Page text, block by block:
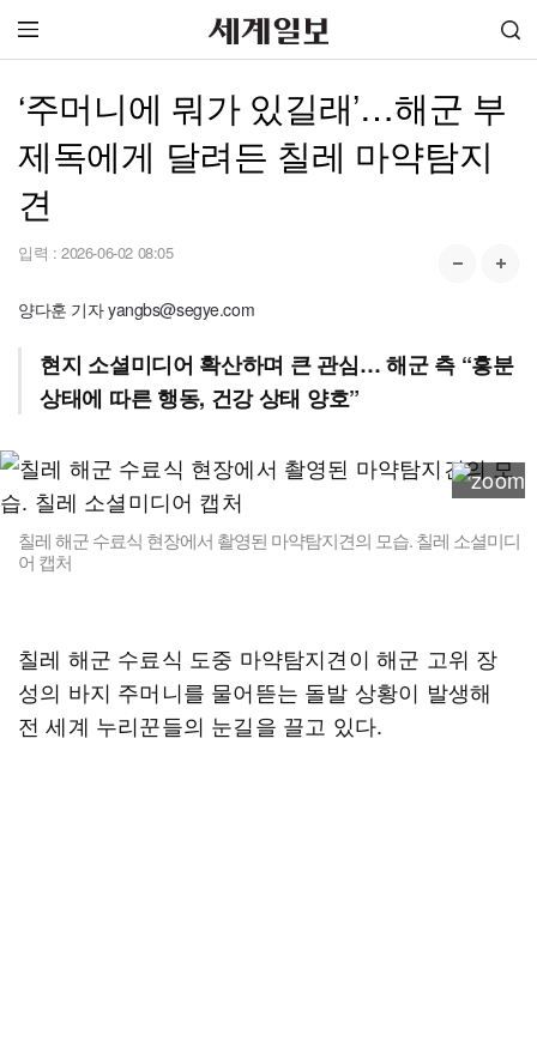
‘주머니에 뭐가 있길래’…해군 부
제독에게 달려든 칠레 마약탐지
견
입력 : 2026-06-02 08:05
양다훈 기자 yangbs@segye.com
현지 소셜미디어 확산하며 큰 관심… 해군 측 “흥분
상태에 따른 행동, 건강 상태 양호”
칠레 해군 수료식 현장에서 촬영된 마약탐지견의 모습. 칠레 소셜미디
어 캡처
칠레 해군 수료식 도중 마약탐지견이 해군 고위 장
성의 바지 주머니를 물어뜯는 돌발 상황이 발생해
전 세계 누리꾼들의 눈길을 끌고 있다.